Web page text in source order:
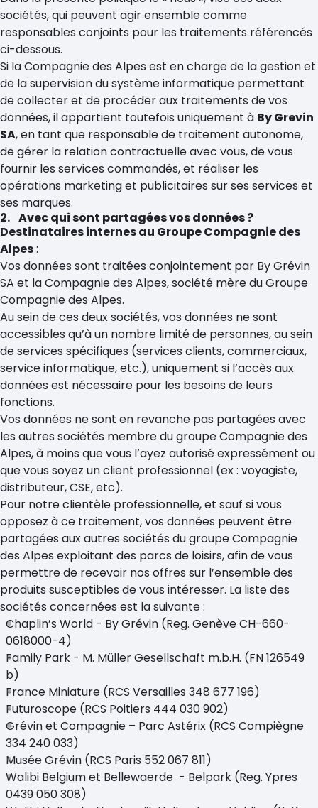
sociétés, qui peuvent agir ensemble comme
responsables conjoints pour les traitements référencés
ci-dessous.
Si la Compagnie des Alpes est en charge de la gestion et
de la supervision du système informatique permettant
de collecter et de procéder aux traitements de vos
données, il appartient toutefois uniquement à By Grevin
SA, en tant que responsable de traitement autonome,
de gérer la relation contractuelle avec vous, de vous
fournir les services commandés, et réaliser les
opérations marketing et publicitaires sur ses services et
ses marques.
2. Avec qui sont partagées vos données ?
Destinataires internes au Groupe Compagnie des
Alpes:
Vos données sont traitées conjointement par By Grévin
SA et la Compagnie des Alpes, société mère du Groupe
Compagnie des Alpes.
Au sein de ces deux sociétés, vos données ne sont
accessibles qu’à un nombre limité de personnes, au sein
de services spécifiques (services clients, commerciaux,
service informatique, etc.), uniquement si l’accès aux
données est nécessaire pour les besoins de leurs
fonctions.
Vos données ne sont en revanche pas partagées avec
les autres sociétés membre du groupe Compagnie des
Alpes, à moins que vous l’ayez autorisé expressément ou
que vous soyez un client professionnel (ex : voyagiste,
distributeur, CSE, etc).
Pour notre clientèle professionnelle, et sauf si vous
opposez à ce traitement, vos données peuvent être
partagées aux autres sociétés du groupe Compagnie
des Alpes exploitant des parcs de loisirs, afin de vous
permettre de recevoir nos offres sur l’ensemble des
produits susceptibles de vous intéresser. La liste des
sociétés concernées est la suivante :
Chaplin’s World - By Grévin (Reg. Genève CH-660-
0618000-4)
Family Park - M. Müller Gesellschaft m.b.H. (FN 126549
b)
France Miniature (RCS Versailles 348 677 196)
Futuroscope (RCS Poitiers 444 030 902)
Grévin et Compagnie – Parc Astérix (RCS Compiègne
334 240 033)
Musée Grévin (RCS Paris 552 067 811)
Walibi Belgium et Bellewaerde - Belpark (Reg. Ypres
0439 050 308)